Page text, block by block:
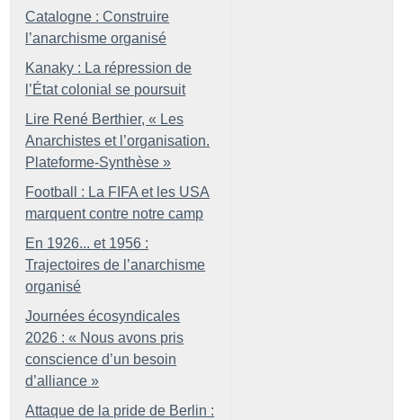
Catalogne : Construire
l’anarchisme organisé
Kanaky : La répression de
l’État colonial se poursuit
Lire René Berthier, « Les
Anarchistes et l’organisation.
Plateforme-Synthèse »
Football : La FIFA et les USA
marquent contre notre camp
En 1926... et 1956 :
Trajectoires de l’anarchisme
organisé
Journées écosyndicales
2026 : « Nous avons pris
conscience d’un besoin
d’alliance »
Attaque de la pride de Berlin :